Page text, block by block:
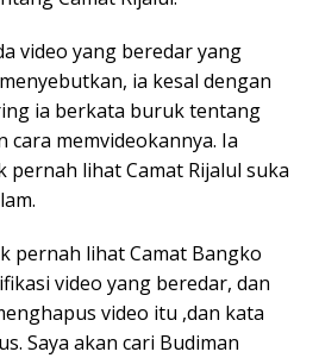
video yang beredar yang
ia kesal dengan
ia berkata buruk tentang
cara memvideokannya. Ia
pernah lihat Camat Rijalul suka
pernah lihat Camat Bangko
video yang beredar, dan
video itu ,dan kata
Saya akan cari Budiman